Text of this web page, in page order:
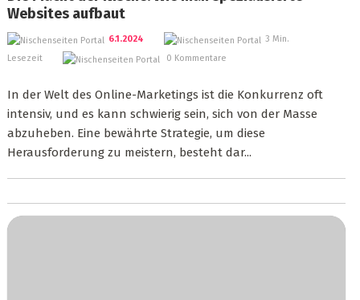
Websites aufbaut
6.1.2024
3 Min.
Lesezeit
0 Kommentare
In der Welt des Online-Marketings ist die Konkurrenz oft
intensiv, und es kann schwierig sein, sich von der Masse
abzuheben. Eine bewährte Strategie, um diese
Herausforderung zu meistern, besteht dar...